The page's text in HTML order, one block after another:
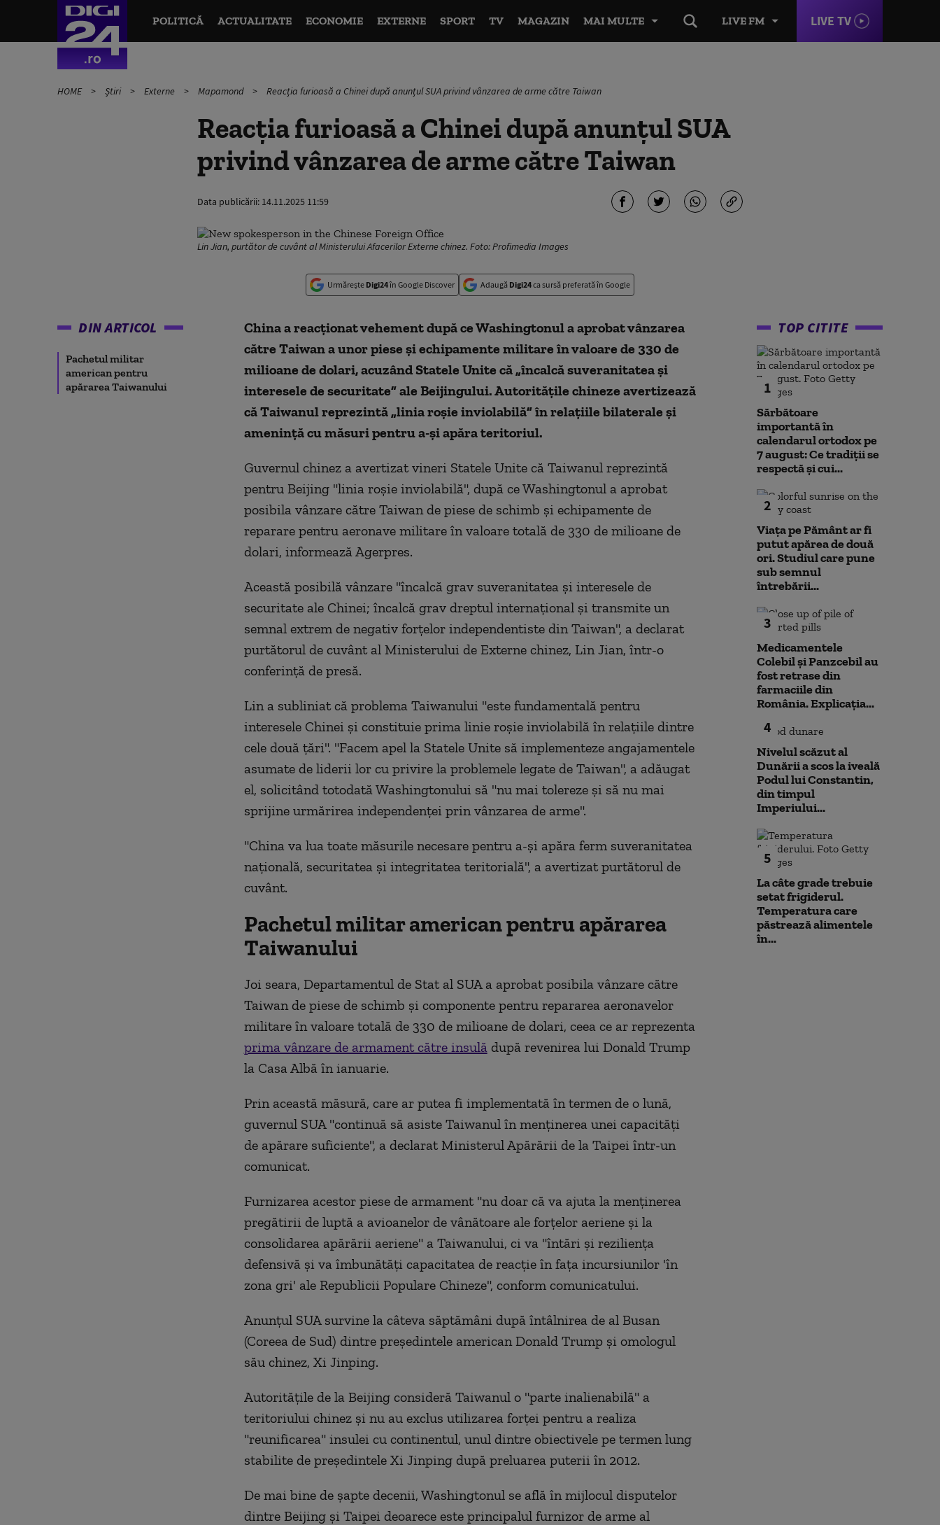
LIVE FM LIVE TV
POLITICĂ ACTUALITATE ECONOMIE EXTERNE SPORT TV MAGAZIN MAI MULTE
HOME Știri Externe Mapamond Reacția furioasă a Chinei după anunțul SUA privind vânzarea de arme către Taiwan
Reacția furioasă a Chinei după anunțul SUA
privind vânzarea de arme către Taiwan
Data publicării: 14.11.2025 11:59
Lin Jian, purtător de cuvânt al Ministerului Afacerilor Externe chinez. Foto: Profimedia Images
Urmărește Digi24în Google Discover Adaugă Digi24ca sursă preferată în Google
DIN ARTICOL
Pachetul militar
american pentru
apărarea Taiwanului
China a reacționat vehement după ce Washingtonul a aprobat vânzarea
către Taiwan a unor piese și echipamente militare în valoare de 330 de
milioane de dolari, acuzând Statele Unite că „încalcă suveranitatea și
interesele de securitate” ale Beijingului. Autoritățile chineze avertizează
că Taiwanul reprezintă „linia roșie inviolabilă” în relațiile bilaterale și
amenință cu măsuri pentru a-și apăra teritoriul.
Guvernul chinez a avertizat vineri Statele Unite că Taiwanul reprezintă
pentru Beijing "linia roşie inviolabilă", după ce Washingtonul a aprobat
posibila vânzare către Taiwan de piese de schimb şi echipamente de
reparare pentru aeronave militare în valoare totală de 330 de milioane de
dolari, informează Agerpres.
Această posibilă vânzare "încalcă grav suveranitatea şi interesele de
securitate ale Chinei; încalcă grav dreptul internaţional şi transmite un
semnal extrem de negativ forţelor independentiste din Taiwan", a declarat
purtătorul de cuvânt al Ministerului de Externe chinez, Lin Jian, într-o
conferinţă de presă.
Lin a subliniat că problema Taiwanului "este fundamentală pentru
interesele Chinei şi constituie prima linie roşie inviolabilă în relaţiile dintre
cele două ţări". "Facem apel la Statele Unite să implementeze angajamentele
asumate de liderii lor cu privire la problemele legate de Taiwan", a adăugat
el, solicitând totodată Washingtonului să "nu mai tolereze şi să nu mai
sprijine urmărirea independenţei prin vânzarea de arme".
"China va lua toate măsurile necesare pentru a-şi apăra ferm suveranitatea
naţională, securitatea şi integritatea teritorială", a avertizat purtătorul de
cuvânt.
Pachetul militar american pentru apărarea
Taiwanului
Joi seara, Departamentul de Stat al SUA a aprobat posibila vânzare către
Taiwan de piese de schimb şi componente pentru repararea aeronavelor
militare în valoare totală de 330 de milioane de dolari, ceea ce ar reprezenta
prima vânzare de armament către insulădupă revenirea lui Donald Trump
la Casa Albă în ianuarie.
Prin această măsură, care ar putea fi implementată în termen de o lună,
guvernul SUA "continuă să asiste Taiwanul în menţinerea unei capacităţi
de apărare suficiente", a declarat Ministerul Apărării de la Taipei într-un
comunicat.
Furnizarea acestor piese de armament "nu doar că va ajuta la menţinerea
pregătirii de luptă a avioanelor de vânătoare ale forţelor aeriene şi la
consolidarea apărării aeriene" a Taiwanului, ci va "întări şi rezilienţa
defensivă şi va îmbunătăţi capacitatea de reacţie în faţa incursiunilor 'în
zona gri' ale Republicii Populare Chineze", conform comunicatului.
Anunţul SUA survine la câteva săptămâni după întâlnirea de al Busan
(Coreea de Sud) dintre preşedintele american Donald Trump şi omologul
său chinez, Xi Jinping.
Autorităţile de la Beijing consideră Taiwanul o "parte inalienabilă" a
teritoriului chinez şi nu au exclus utilizarea forţei pentru a realiza
"reunificarea" insulei cu continentul, unul dintre obiectivele pe termen lung
stabilite de preşedintele Xi Jinping după preluarea puterii în 2012.
De mai bine de şapte decenii, Washingtonul se află în mijlocul disputelor
dintre Beijing şi Taipei deoarece este principalul furnizor de arme al
TOP CITITE
1
Sărbătoare
importantă în
calendarul ortodox pe
7 august: Ce tradiții se
respectă și cui...
2
Viața pe Pământ ar fi
putut apărea de două
ori. Studiul care pune
sub semnul
întrebării...
3
Medicamentele
Colebil și Panzcebil au
fost retrase din
farmaciile din
România. Explicația...
4
Nivelul scăzut al
Dunării a scos la iveală
Podul lui Constantin,
din timpul
Imperiului...
5
La câte grade trebuie
setat frigiderul.
Temperatura care
păstrează alimentele
în...